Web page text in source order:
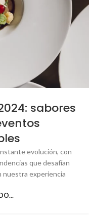
sabores
evolución, con
que desafían
nuestra experiencia